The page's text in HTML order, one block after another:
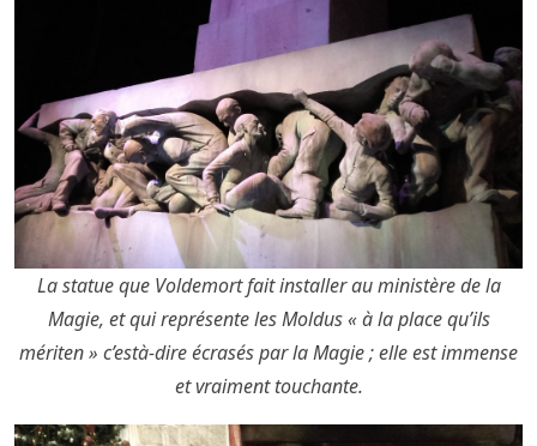
La statue que Voldemort fait installer au ministère de la
Magie, et qui représente les Moldus « à la place qu’ils
mériten » c’està-dire écrasés par la Magie ; elle est immense
et vraiment touchante.